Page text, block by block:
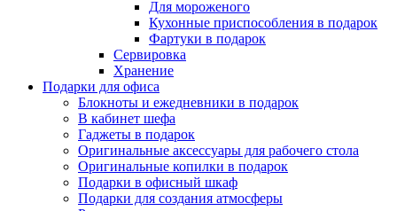
Для мороженого
Кухонные приспособления в подарок
Фартуки в подарок
Сервировка
Хранение
Подарки для офиса
Блокноты и ежедневники в подарок
В кабинет шефа
Гаджеты в подарок
Оригинальные аксессуары для рабочего стола
Оригинальные копилки в подарок
Подарки в офисный шкаф
Подарки для создания атмосферы